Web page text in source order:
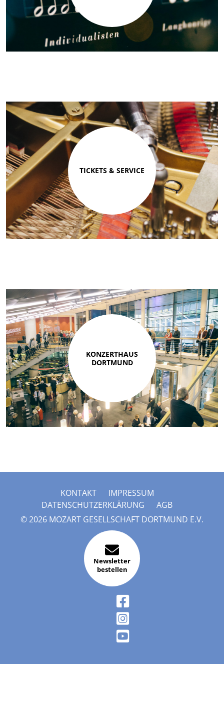
TICKETS & SERVICE
KONZERTHAUS
DORTMUND
KONTAKT
IMPRESSUM
DATENSCHUTZERKLÄRUNG
AGB
© 2026 MOZART GESELLSCHAFT DORTMUND E.V.
Newsletter
bestellen
FACEBOOK
INSTAGRAM
YOUTUBE